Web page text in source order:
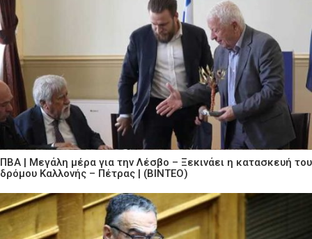
ΠΒΑ | Μεγάλη μέρα για την Λέσβο – Ξεκινάει η κατασκευή του
δρόμου Καλλονής – Πέτρας | (ΒΙΝΤΕΟ)